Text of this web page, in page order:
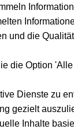
und die
die Option
Dienste zu
gezielt
Inhalte